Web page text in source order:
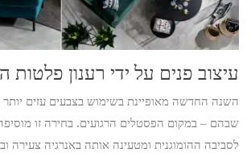
עיצוב פנים על ידי רענון פלטות
השנה החדשה מאופיינת בשימוש בצבעים עזים יותר
שבהם – במקום הפסטלים הרגועים. בחירה זו
לסביבה ההומוגנית ומטעינה אותה באנרגיה צעירה